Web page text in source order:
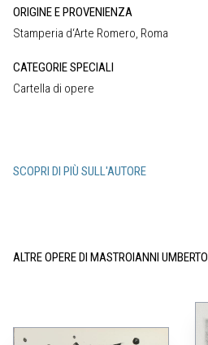
ORIGINE E PROVENIENZA
Stamperia d‘Arte Romero, Roma
CATEGORIE SPECIALI
Cartella di opere
SCOPRI DI PIÙ SULL'AUTORE
ALTRE OPERE DI MASTROIANNI UMBERTO